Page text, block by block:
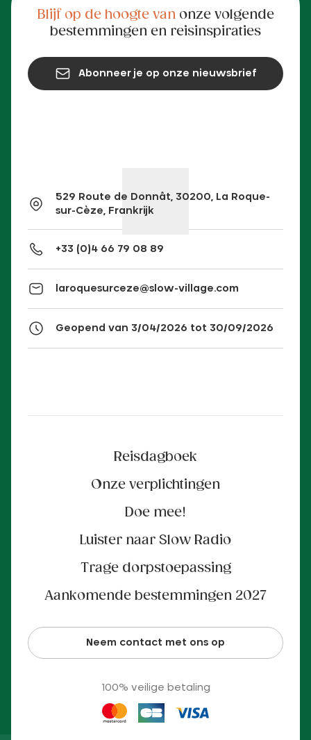
529 Route de Donnât, 30200, La Roque-
sur-Cèze, Frankrijk
+33 (0)4 66 79 08 89
laroquesurceze@slow-village.com
Geopend van 3/04/2026 tot 30/09/2026
Reisdagboek
Onze verplichtingen
Doe mee!
Luister naar Slow Radio
Trage dorpstoepassing
Aankomende bestemmingen 2027
Neem contact met ons op
100% veilige betaling
Blijf op de hoogte van onze volgende
bestemmingen en reisinspiraties
Abonneer je op onze nieuwsbrief